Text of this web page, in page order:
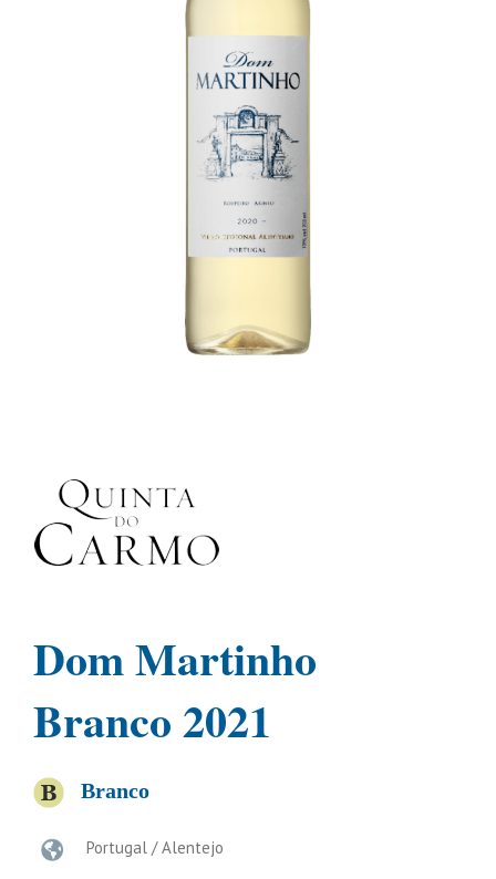
Dom Martinho
Branco 2021
Branco
Portugal / Alentejo